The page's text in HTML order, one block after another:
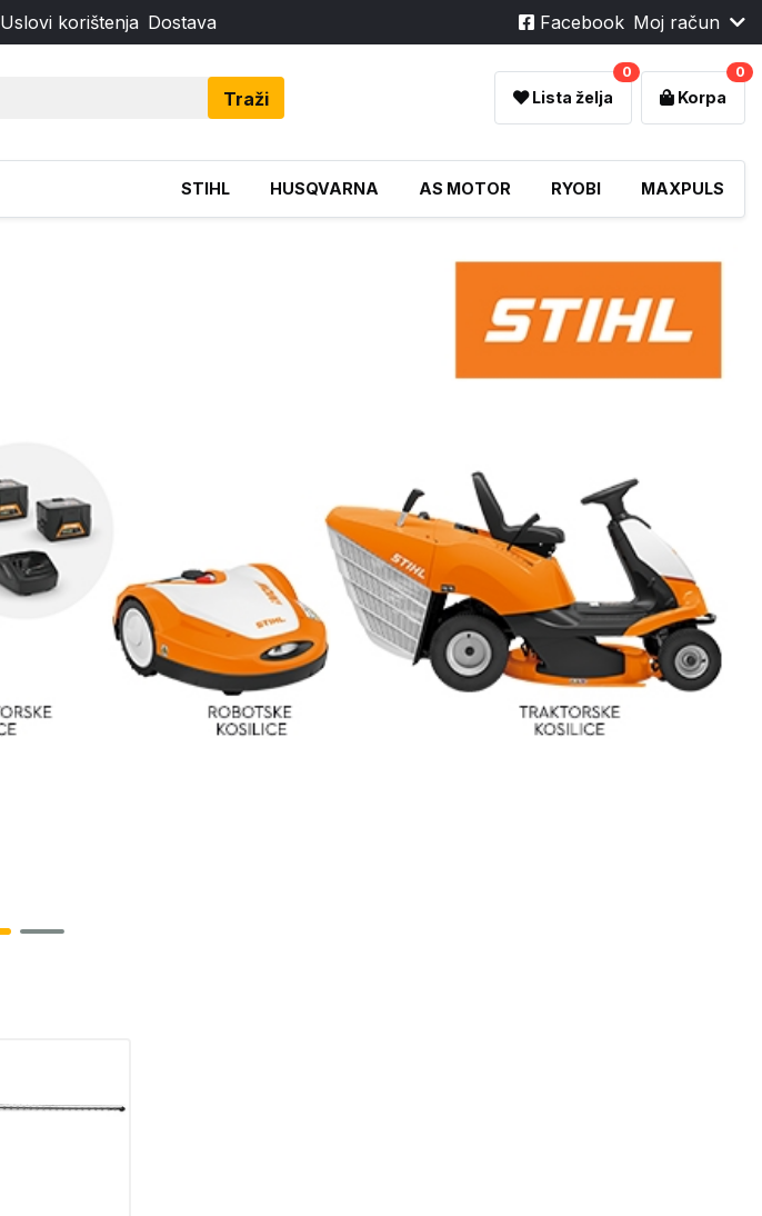
Uslovi korištenja Dostava Facebook Moj račun
Traži Lista želja
0
Korpa
0
STIHL HUSQVARNA AS MOTOR RYOBI MAXPULS